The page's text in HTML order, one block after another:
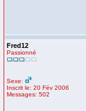
Fred12
Passionné
Sexe:
Inscrit le: 20 Fév 2006
Messages: 502